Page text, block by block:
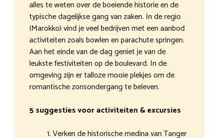
alles te weten over de boeiende historie en de
typische dagelijkse gang van zaken. In de regio
(Marokko) vind je veel bedrijven met een aanbod
activiteiten zoals bowlen en parachute springen.
Aan het einde van de dag geniet je van de
leukste festiviteiten op de boulevard. In de
omgeving zijn er talloze mooie plekjes om de
romantische zonsondergang te beleven.
5 suggesties voor activiteiten & excursies
Verken de historische medina van Tanger